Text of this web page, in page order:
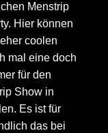
Menstrip
Hier können
coolen
mal eine doch
für den
Show in
Es ist für
das bei